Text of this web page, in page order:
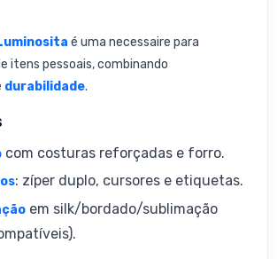
é uma necessaire para
itens pessoais, combinando
durabilidade.
com costuras reforçadas e forro.
: zíper duplo, cursores e etiquetas.
em silk/bordado/sublimação